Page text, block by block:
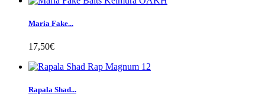
Maria Fake...
17,50€
Rapala Shad...